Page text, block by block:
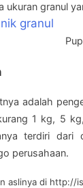
ukuran granul
adalah
1 kg, 5
terdiri
perusahaan.
aslinya di